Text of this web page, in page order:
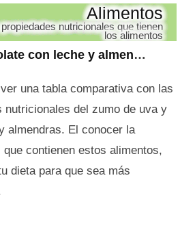
Zumo de uva y chocolate con leche y almendras
Alimentos
nutricionales que tienen
los alimentos
una tabla comparativa con las
nutricionales del zumo de uva y
almendras. El conocer la
contienen estos alimentos,
dieta para que sea más